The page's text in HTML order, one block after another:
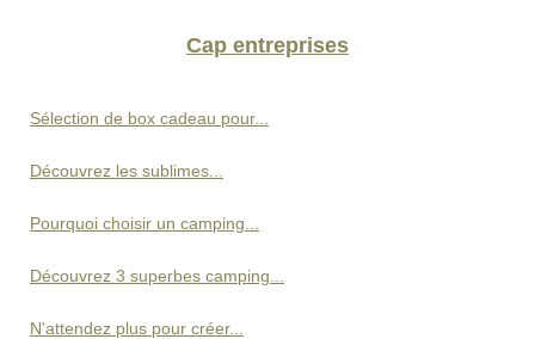
Cap entreprises
Sélection de box cadeau pour...
Découvrez les sublimes...
Pourquoi choisir un camping...
Découvrez 3 superbes camping...
N'attendez plus pour créer...